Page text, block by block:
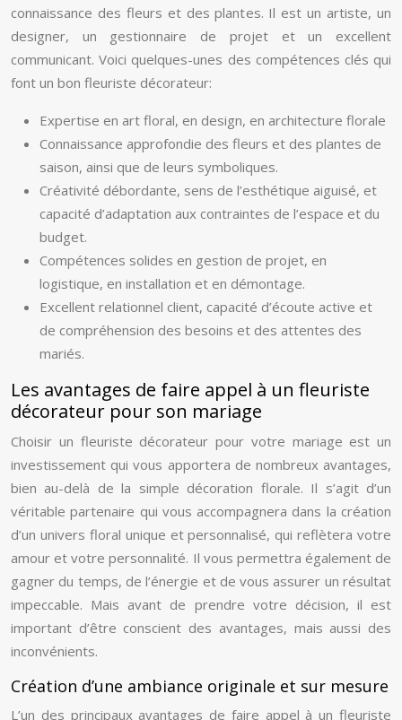
connaissance des fleurs et des plantes. Il est un artiste, un
designer, un gestionnaire de projet et un excellent
communicant. Voici quelques-unes des compétences clés qui
font un bon fleuriste décorateur:
Expertise en art floral, en design, en architecture florale
Connaissance approfondie des fleurs et des plantes de
saison, ainsi que de leurs symboliques.
Créativité débordante, sens de l’esthétique aiguisé, et
capacité d’adaptation aux contraintes de l’espace et du
budget.
Compétences solides en gestion de projet, en
logistique, en installation et en démontage.
Excellent relationnel client, capacité d’écoute active et
de compréhension des besoins et des attentes des
mariés.
Les avantages de faire appel à un fleuriste
décorateur pour son mariage
Choisir un fleuriste décorateur pour votre mariage est un
investissement qui vous apportera de nombreux avantages,
bien au-delà de la simple décoration florale. Il s’agit d’un
véritable partenaire qui vous accompagnera dans la création
d’un univers floral unique et personnalisé, qui reflètera votre
amour et votre personnalité. Il vous permettra également de
gagner du temps, de l’énergie et de vous assurer un résultat
impeccable. Mais avant de prendre votre décision, il est
important d’être conscient des avantages, mais aussi des
inconvénients.
Création d’une ambiance originale et sur mesure
L’un des principaux avantages de faire appel à un fleuriste